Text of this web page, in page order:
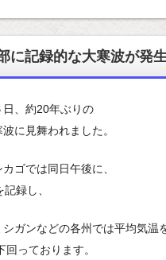
に記録的な大寒波が発
、約20年ぶりの
に見舞われました。
ゴでは同日午後に、
記録し、
シガンなどの各州では平均気温
回っております。